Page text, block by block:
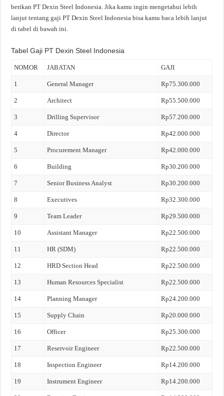
berikan PT Dexin Steel Indonesia. Jika kamu ingin mengetahui lebih
lanjut tentang gaji PT Dexin Steel Indonesia bisa kamu baca lebih lanjut
di tabel di bawah ini.
Tabel Gaji PT Dexin Steel Indonesia
NOMOR JABATAN GAJI
1 General Manager Rp75.300.000
2 Architect Rp55.500.000
3 Drilling Supervisor Rp57.200.000
4 Director Rp42.000.000
5 Procurement Manager Rp42.000.000
6 Building Rp30.200.000
7 Senior Business Analyst Rp30.200.000
8 Executives Rp32.300.000
9 Team Leader Rp29.500.000
10 Assistant Manager Rp22.500.000
11 HR (SDM) Rp22.500.000
12 HRD Section Head Rp22.500.000
13 Human Resources Specialist Rp22.500.000
14 Planning Manager Rp24.200.000
15 Supply Chain Rp20.000.000
16 Officer Rp25.300.000
17 Reservoir Engineer Rp22.500.000
18 Inspection Engineer Rp14.200.000
19 Instrument Engineer Rp14.200.000